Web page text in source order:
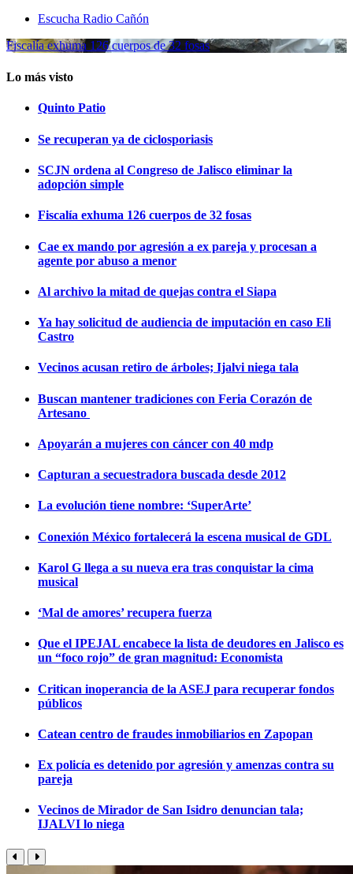
Escucha Radio Cañón
Fiscalía exhuma 126 cuerpos de 32 fosas
Lo más visto
Quinto Patio
Se recuperan ya de ciclosporiasis
SCJN ordena al Congreso de Jalisco eliminar la
adopción simple
Fiscalía exhuma 126 cuerpos de 32 fosas
Cae ex mando por agresión a ex pareja y procesan a
agente por abuso a menor
Al archivo la mitad de quejas contra el Siapa
Ya hay solicitud de audiencia de imputación en caso Eli
Castro
Vecinos acusan retiro de árboles; Ijalvi niega tala
Buscan mantener tradiciones con Feria Corazón de
Artesano
Apoyarán a mujeres con cáncer con 40 mdp
Capturan a secuestradora buscada desde 2012
La evolución tiene nombre: ‘SuperArte’
Conexión México fortalecerá la escena musical de GDL
Karol G llega a su nueva era tras conquistar la cima
musical
‘Mal de amores’ recupera fuerza
Que el IPEJAL encabece la lista de deudores en Jalisco es
un “foco rojo” de gran magnitud: Economista
Critican inoperancia de la ASEJ para recuperar fondos
públicos
Catean centro de fraudes inmobiliarios en Zapopan
Ex policía es detenido por agresión y amenzas contra su
pareja
Vecinos de Mirador de San Isidro denuncian tala;
IJALVI lo niega